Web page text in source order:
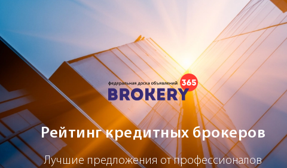
брокеров
Рейтинг кредитных брокеров
Лучшие предложения от профессионалов